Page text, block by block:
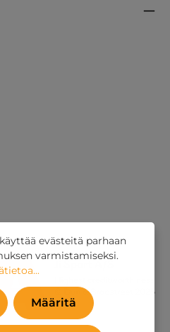
evästeitä parhaan
varmistamiseksi.
Määritä